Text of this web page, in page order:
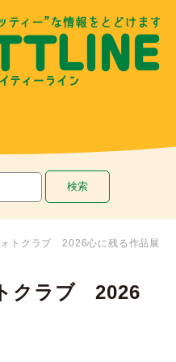
ォトクラブ 2026心に残る作品展
クラブ 2026